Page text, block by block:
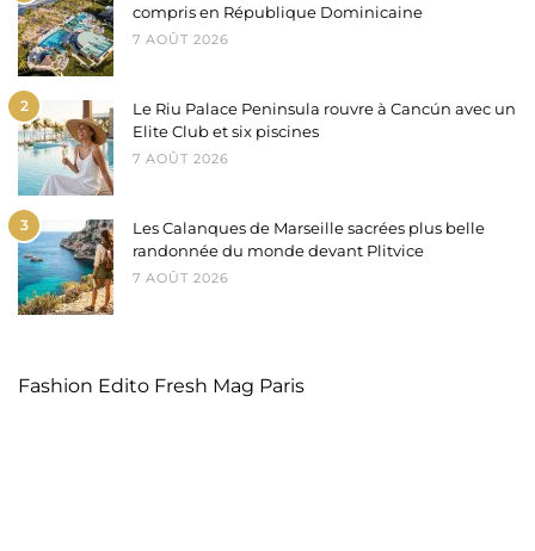
compris en République Dominicaine
7 AOÛT 2026
2
Le Riu Palace Peninsula rouvre à Cancún avec un
Elite Club et six piscines
7 AOÛT 2026
3
Les Calanques de Marseille sacrées plus belle
randonnée du monde devant Plitvice
7 AOÛT 2026
Fashion Edito Fresh Mag Paris